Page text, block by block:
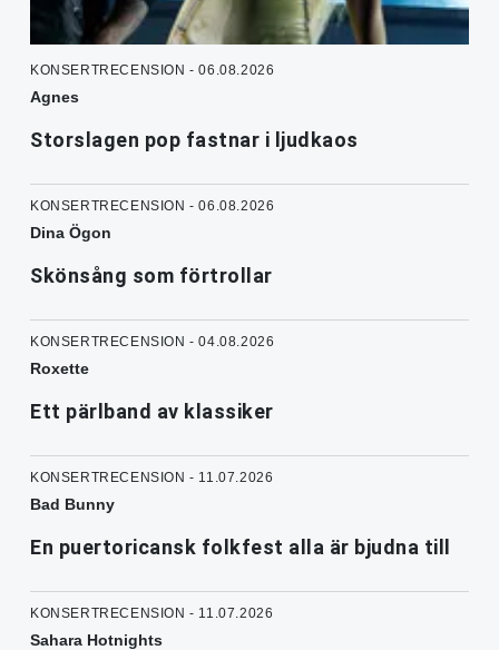
KONSERTRECENSION - 06.08.2026
Agnes
Storslagen pop fastnar i ljudkaos
KONSERTRECENSION - 06.08.2026
Dina Ögon
Skönsång som förtrollar
KONSERTRECENSION - 04.08.2026
Roxette
Ett pärlband av klassiker
KONSERTRECENSION - 11.07.2026
Bad Bunny
En puertoricansk folkfest alla är bjudna till
KONSERTRECENSION - 11.07.2026
Sahara Hotnights